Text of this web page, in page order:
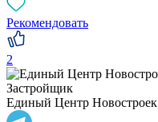
Рекомендовать
2
Застройщик
Единый Центр Новостроек